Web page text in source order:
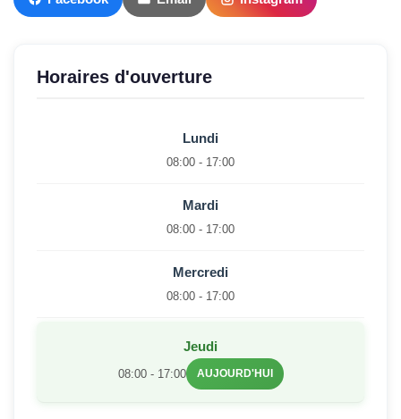
Horaires d'ouverture
Lundi
08:00 - 17:00
Mardi
08:00 - 17:00
Mercredi
08:00 - 17:00
Jeudi
08:00 - 17:00 AUJOURD'HUI